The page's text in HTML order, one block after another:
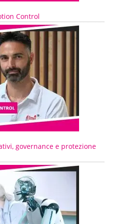
Control
governance e protezione